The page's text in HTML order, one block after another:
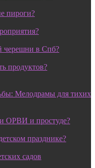
пироги?
черешни в Спб?
продуктов?
Мелодрамы для тихих
ОРВИ и простуде?
празднике?
садов